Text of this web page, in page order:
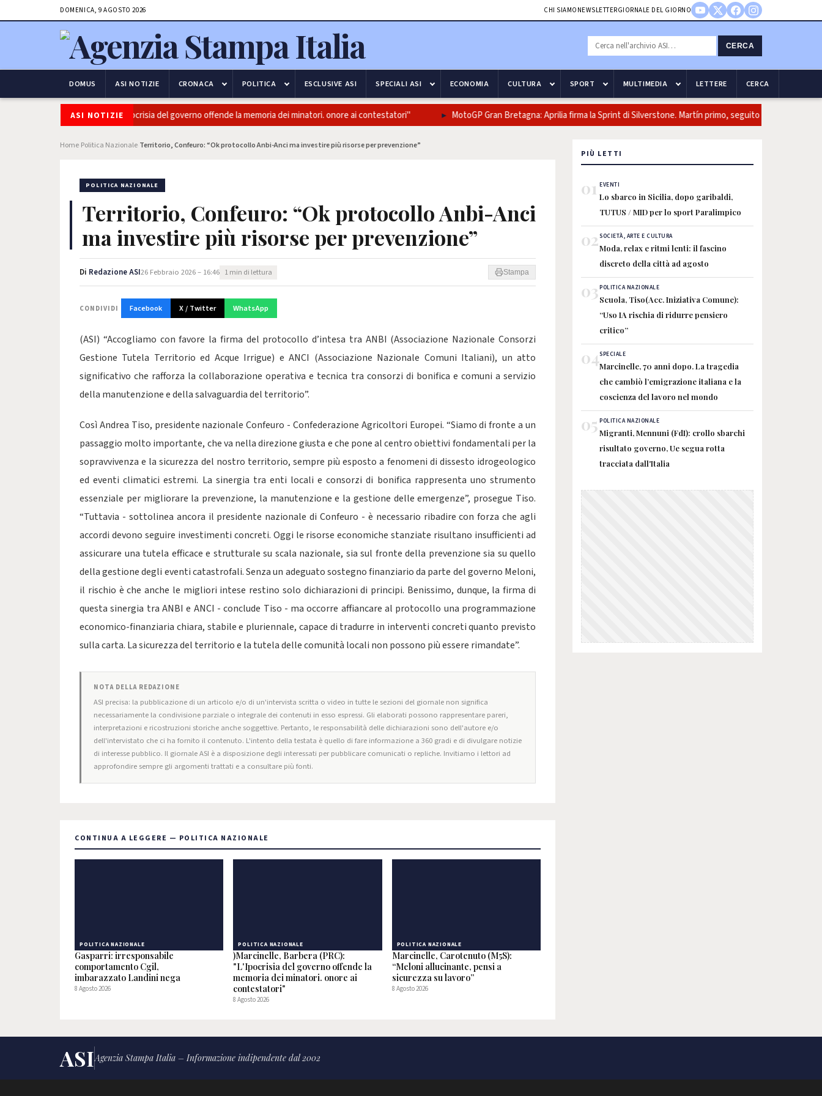
DOMENICA, 9 AGOSTO 2026 CHI SIAMO NEWSLETTERGIORNALE DEL GIORNO
CERCA
DOMUS ASI NOTIZIE CRONACA POLITICA ESCLUSIVE ASI SPECIALI ASI ECONOMIA CULTURA SPORT MULTIMEDIA LETTERE CERCA
ASI NOTIZIE
Barbera (PRC): "L'Ipocrisia del governo offende la memoria dei minatori. onore ai contestatori" MotoGP Gran Bretagna: Aprilia firma la Sprint di Silverstone. Martín primo, seguito da Ogura e
Home Politica Nazionale Territorio, Confeuro: “Ok protocollo Anbi-Anci ma investire più risorse per prevenzione”
POLITICA NAZIONALE
Territorio, Confeuro: “Ok protocollo Anbi-Anci
ma investire più risorse per prevenzione”
Di Redazione ASI26 Febbraio 2026 – 16:46 1 min di lettura Stampa
CONDIVIDI Facebook X / Twitter WhatsApp
(ASI) “Accogliamo con favore la firma del protocollo d’intesa tra ANBI (Associazione Nazionale Consorzi
Gestione Tutela Territorio ed Acque Irrigue) e ANCI (Associazione Nazionale Comuni Italiani), un atto
significativo che rafforza la collaborazione operativa e tecnica tra consorzi di bonifica e comuni a servizio
della manutenzione e della salvaguardia del territorio”.
Così Andrea Tiso, presidente nazionale Confeuro - Confederazione Agricoltori Europei. “Siamo di fronte a un
passaggio molto importante, che va nella direzione giusta e che pone al centro obiettivi fondamentali per la
sopravvivenza e la sicurezza del nostro territorio, sempre più esposto a fenomeni di dissesto idrogeologico
ed eventi climatici estremi. La sinergia tra enti locali e consorzi di bonifica rappresenta uno strumento
essenziale per migliorare la prevenzione, la manutenzione e la gestione delle emergenze”, prosegue Tiso.
“Tuttavia - sottolinea ancora il presidente nazionale di Confeuro - è necessario ribadire con forza che agli
accordi devono seguire investimenti concreti. Oggi le risorse economiche stanziate risultano insufficienti ad
assicurare una tutela efficace e strutturale su scala nazionale, sia sul fronte della prevenzione sia su quello
della gestione degli eventi catastrofali. Senza un adeguato sostegno finanziario da parte del governo Meloni,
il rischio è che anche le migliori intese restino solo dichiarazioni di principi. Benissimo, dunque, la firma di
questa sinergia tra ANBI e ANCI - conclude Tiso - ma occorre affiancare al protocollo una programmazione
economico-finanziaria chiara, stabile e pluriennale, capace di tradurre in interventi concreti quanto previsto
sulla carta. La sicurezza del territorio e la tutela delle comunità locali non possono più essere rimandate”.
NOTA DELLA REDAZIONE
ASI precisa: la pubblicazione di un articolo e/o di un'intervista scritta o video in tutte le sezioni del giornale non significa
necessariamente la condivisione parziale o integrale dei contenuti in esso espressi. Gli elaborati possono rappresentare pareri,
interpretazioni e ricostruzioni storiche anche soggettive. Pertanto, le responsabilità delle dichiarazioni sono dell'autore e/o
dell'intervistato che ci ha fornito il contenuto. L'intento della testata è quello di fare informazione a 360 gradi e di divulgare notizie
di interesse pubblico. Il giornale ASI è a disposizione degli interessati per pubblicare comunicati o repliche. Invitiamo i lettori ad
approfondire sempre gli argomenti trattati e a consultare più fonti.
CONTINUA A LEGGERE — POLITICA NAZIONALE
POLITICA NAZIONALE
Gasparri: irresponsabile
comportamento Cgil,
imbarazzato Landini nega
8 Agosto 2026
POLITICA NAZIONALE
)Marcinelle, Barbera (PRC):
"L'Ipocrisia del governo offende la
memoria dei minatori. onore ai
contestatori"
8 Agosto 2026
POLITICA NAZIONALE
Marcinelle, Carotenuto (M5S):
“Meloni allucinante, pensi a
sicurezza su lavoro”
8 Agosto 2026
PIÙ LETTI
01 EVENTI
Lo sbarco in Sicilia, dopo garibaldi,
TUTUS / MID per lo sport Paralimpico
02SOCIETÀ, ARTE E CULTURA
Moda, relax e ritmi lenti: il fascino
discreto della città ad agosto
03POLITICA NAZIONALE
Scuola, Tiso(Acc. Iniziativa Comune):
“Uso IA rischia di ridurre pensiero
critico”
04SPECIALE
Marcinelle, 70 anni dopo. La tragedia
che cambiò l’emigrazione italiana e la
coscienza del lavoro nel mondo
05 POLITICA NAZIONALE
Migranti, Mennuni (FdI): crollo sbarchi
risultato governo, Ue segua rotta
tracciata dall'Italia
ASIAgenzia Stampa Italia – Informazione indipendente dal 2002